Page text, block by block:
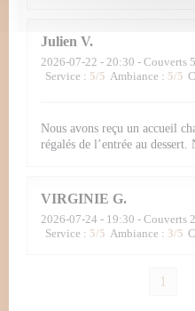
Julien V
2026-07-22 - 20:30 - Couverts 5
Service : 5/5 Ambiance : 5/5
Nous avons reçu un accueil
régalés de l’entrée au
VIRGINIE G
2026-07-24 - 19:30 - Couverts 2
Service : 5/5 Ambiance : 3/5
1